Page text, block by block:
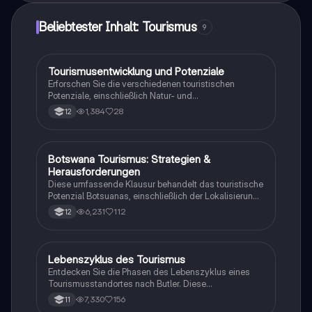
Beliebtester Inhalt: Tourismus 9
Geographie/Erdkunde
Tourismusentwicklung und Potenziale
Erforschen Sie die verschiedenen touristischen
Potenziale, einschließlich Natur- und
Kulturraumpotenzial, sowie das
Wachstumszyklusmodell von Richard Butler. Diese
Umwelt und Gesellschaft sowie die
Herausforderungen und Chancen im Tourismussektor.
Ideal für Studierende der Tourismuswissenschaften.
12 1,384 28
Geographie/Erdkunde
Botswana Tourismus: Strategien &
Herausforderungen
Diese umfassende Klausur behandelt das touristische
Potenzial Botsuanas, einschließlich der Lokalisierung,
Entwicklung und Bewertung der Nachhaltigkeit.
Analysiert werden die ökonomischen, sozialen und
Klausuren vorbereiten. Note: 13.
12 6,231 112
Geographie/Erdkunde
Lebenszyklus des Tourismus
Entdecken Sie die Phasen des Lebenszyklus eines
Tourismusstandortes nach Butler. Diese
Zusammenfassung behandelt die Entwicklung von
der Erfindungsphase bis zum Verfall, die
11 7,330 156